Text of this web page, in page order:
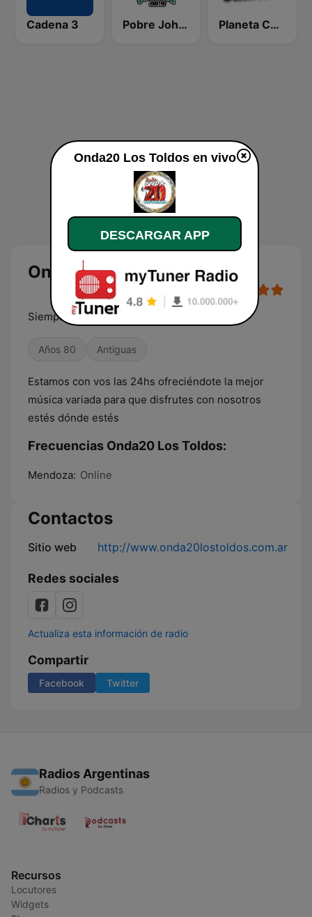
Cadena 3 Pobre Johnny 88.9 FM Planeta Cuarteto
Onda20 Los Toldos en vivo
Siempre juntó vos
Años 80 Antiguas
Estamos con vos las 24hs ofreciéndote la mejor
música variada para que disfrutes con nosotros
estés dónde estés
Frecuencias Onda20 Los Toldos:
Mendoza: Online
Contactos
Sitio web http://www.onda20lostoldos.com.ar
Redes sociales
Actualiza esta información de radio
Compartir
Facebook Twitter
Radios Argentinas
Radios y Podcasts
Recursos
Locutores
Widgets
Onda20 Los Toldos en vivo
DESCARGAR APP